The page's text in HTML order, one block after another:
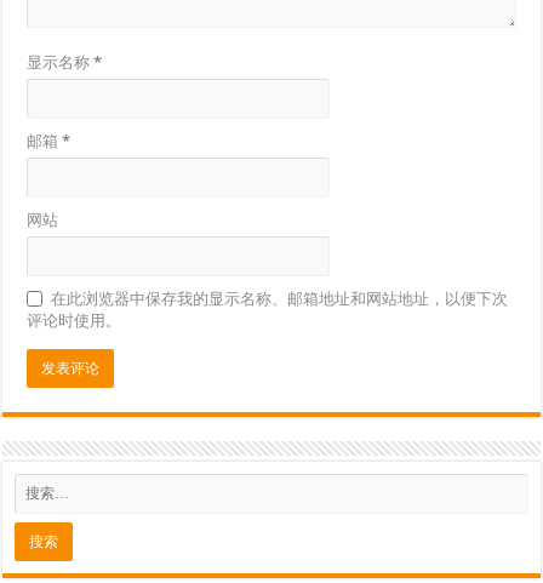
显示名称*
邮箱*
网站
在此浏览器中保存我的显示名称、邮箱地址和网站地址，以便下次
评论时使用。